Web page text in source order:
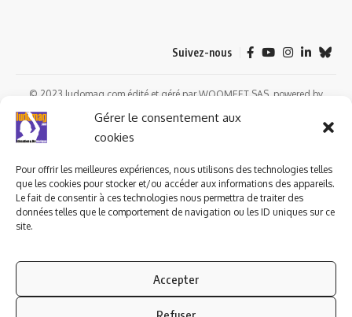
Gérer le consentement aux
cookies
Pour offrir les meilleures expériences, nous utilisons des technologies telles
que les cookies pour stocker et/ou accéder aux informations des appareils.
Le fait de consentir à ces technologies nous permettra de traiter des
données telles que le comportement de navigation ou les ID uniques sur ce
site.
Accepter
Suivez-nous
© 2023 ludomag.com édité et géré par WOOMEET SAS, powered by